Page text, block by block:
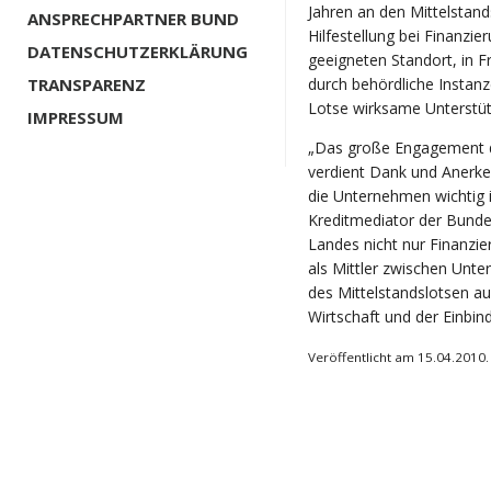
ANSPRECHPARTNER BUND
DATENSCHUTZERKLÄRUNG
TRANSPARENZ
IMPRESSUM
Jahren an den
Hilfestellung bei
geeigneten Standort, in
durch behördliche
Lotse wirksame
„Das große
verdient Dank und
die Unternehmen wichtig
Kreditmediator der
Landes nicht nur
als Mittler zwischen
des Mittelstandslotsen
Wirtschaft und der
Veröffentlicht am 15.04.2010.